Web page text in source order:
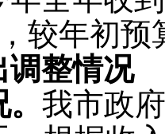
较年初
调整情况
我市政